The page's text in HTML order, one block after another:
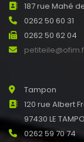
187 rue Mahé
0262 50 60 31
0262 50 62 04
Tampon
120 rue Albert
97430 LE
0262 59 70 74